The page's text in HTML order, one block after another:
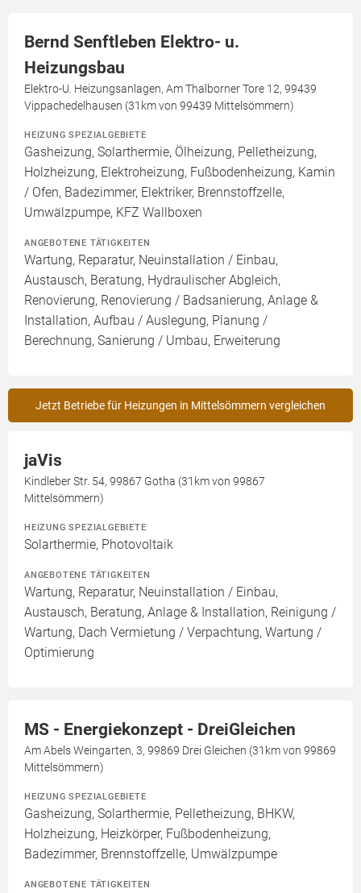
Bernd Senftleben Elektro- u.
Heizungsbau
Elektro-U. Heizungsanlagen, Am Thalborner Tore 12, 99439
Vippachedelhausen (31km von 99439 Mittelsömmern)
HEIZUNG SPEZIALGEBIETE
Gasheizung, Solarthermie, Ölheizung, Pelletheizung,
Holzheizung, Elektroheizung, Fußbodenheizung, Kamin
/ Ofen, Badezimmer, Elektriker, Brennstoffzelle,
Umwälzpumpe, KFZ Wallboxen
ANGEBOTENE TÄTIGKEITEN
Wartung, Reparatur, Neuinstallation / Einbau,
Austausch, Beratung, Hydraulischer Abgleich,
Renovierung, Renovierung / Badsanierung, Anlage &
Installation, Aufbau / Auslegung, Planung /
Berechnung, Sanierung / Umbau, Erweiterung
Jetzt Betriebe für Heizungen in Mittelsömmern vergleichen
jaVis
Kindleber Str. 54, 99867 Gotha (31km von 99867
Mittelsömmern)
HEIZUNG SPEZIALGEBIETE
Solarthermie, Photovoltaik
ANGEBOTENE TÄTIGKEITEN
Wartung, Reparatur, Neuinstallation / Einbau,
Austausch, Beratung, Anlage & Installation, Reinigung /
Wartung, Dach Vermietung / Verpachtung, Wartung /
Optimierung
MS - Energiekonzept - DreiGleichen
Am Abels Weingarten, 3, 99869 Drei Gleichen (31km von 99869
Mittelsömmern)
HEIZUNG SPEZIALGEBIETE
Gasheizung, Solarthermie, Pelletheizung, BHKW,
Holzheizung, Heizkörper, Fußbodenheizung,
Badezimmer, Brennstoffzelle, Umwälzpumpe
ANGEBOTENE TÄTIGKEITEN